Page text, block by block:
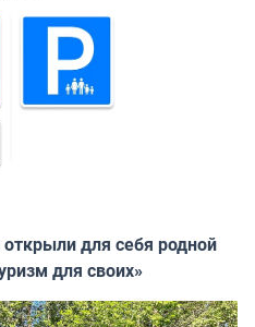
для себя родной
для своих»